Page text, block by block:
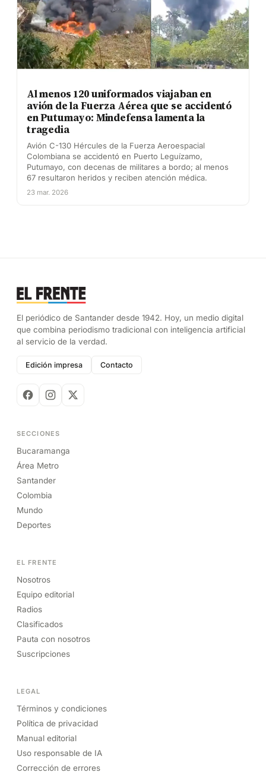
Al menos 120 uniformados viajaban en
avión de la Fuerza Aérea que se accidentó
en Putumayo: Mindefensa lamenta la
tragedia
Avión C-130 Hércules de la Fuerza Aeroespacial
Colombiana se accidentó en Puerto Leguízamo,
Putumayo, con decenas de militares a bordo; al menos
67 resultaron heridos y reciben atención médica.
23 mar. 2026
El periódico de Santander desde 1942. Hoy, un medio digital
que combina periodismo tradicional con inteligencia artificial
al servicio de la verdad.
Edición impresa Contacto
SECCIONES
Bucaramanga
Área Metro
Santander
Colombia
Mundo
Deportes
EL FRENTE
Nosotros
Equipo editorial
Radios
Clasificados
Pauta con nosotros
Suscripciones
LEGAL
Términos y condiciones
Política de privacidad
Manual editorial
Uso responsable de IA
Corrección de errores